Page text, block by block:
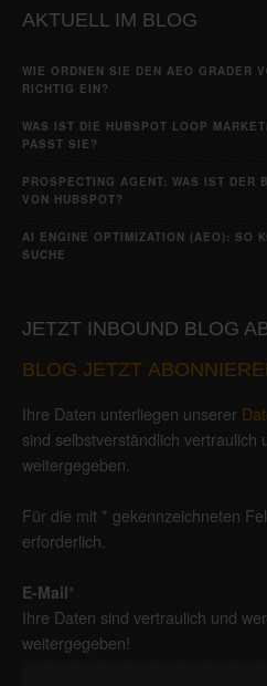
AKTUELL IM BLOG
WIE ORDNEN SIE DEN AEO GRADER
RICHTIG EIN?
WAS IST DIE HUBSPOT LOOP
PASST SIE?
PROSPECTING AGENT: WAS IST DER
VON HUBSPOT?
AI ENGINE OPTIMIZATION (AEO): SO
SUCHE
JETZT INBOUND BLOG
BLOG JETZT
Ihre Daten unterliegen unserer
sind selbstverständlich vertraulich
weitergegeben.
Für die mit * gekennzeichneten
erforderlich.
E-Mail*
Ihre Daten sind vertraulich und
weitergegeben!